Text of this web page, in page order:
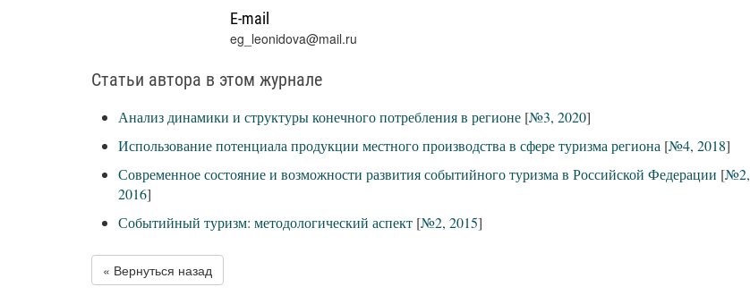
E-mail
eg_leonidova@mail.ru
Статьи автора в этом журнале
Анализ динамики и структуры конечного потребления в регионе [№3, 2020]
Использование потенциала продукции местного производства в сфере туризма региона [№4, 2018]
Современное состояние и возможности развития событийного туризма в Российской Федерации [№2,
2016]
Событийный туризм: методологический аспект [№2, 2015]
« Вернуться назад